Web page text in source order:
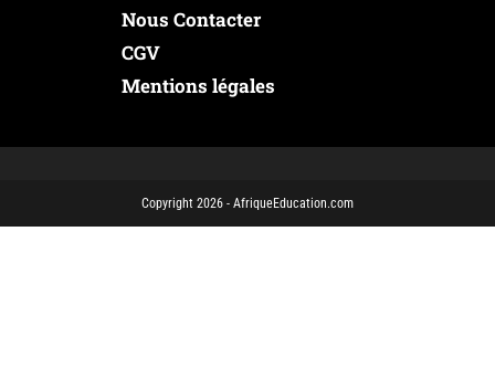
Nous Contacter
CGV
Mentions légales
Copyright 2026 - AfriqueEducation.com